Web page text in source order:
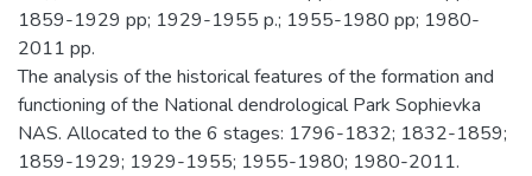
1859-1929 pp; 1929-1955 p.; 1955-1980 pp; 1980-
2011 pp.
The analysis of the historical features of the formation and
functioning of the National dendrological Park Sophievka
NAS. Allocated to the 6 stages: 1796-1832; 1832-1859;
1859-1929; 1929-1955; 1955-1980; 1980-2011.